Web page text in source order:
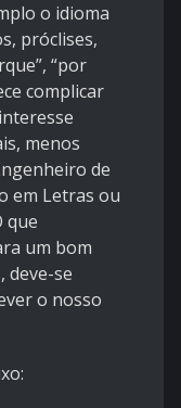
o idioma
próclises,
“por
complicar
menos
de
em Letras ou
que
um bom
deve-se
o nosso